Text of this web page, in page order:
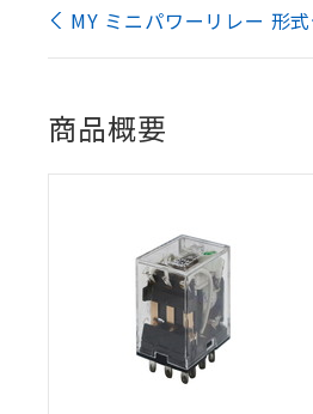
MY ミニパワーリレー 形
商品概要